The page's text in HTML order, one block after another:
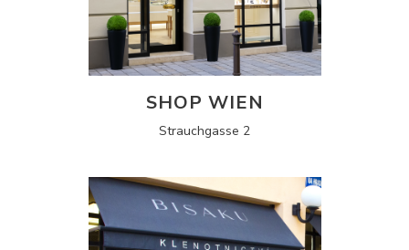
SHOP WIEN
Strauchgasse 2